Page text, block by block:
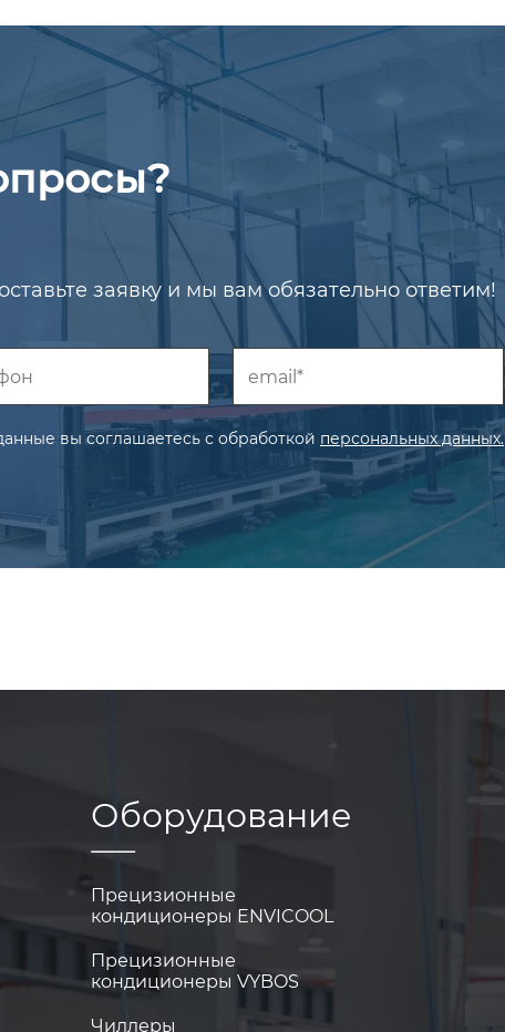
заявку и мы вам обязательно ответим!
вы соглашаетесь с обработкой персональных данных.
Оборудование
Прецизионные
кондиционеры ENVICOOL
Прецизионные
кондиционеры VYBOS
Чиллеры